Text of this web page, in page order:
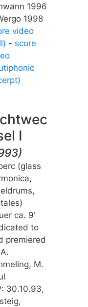
1996
1998
video
- score
I
)
(glass
ca. 9'
to
premiered
M.
30.10.93,